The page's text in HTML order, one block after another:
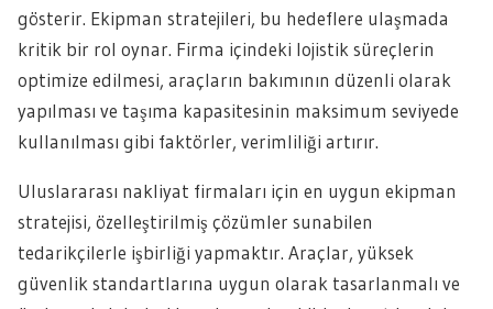
gösterir. Ekipman stratejileri, bu hedeflere ulaşmada
kritik bir rol oynar. Firma içindeki lojistik süreçlerin
optimize edilmesi, araçların bakımının düzenli olarak
yapılması ve taşıma kapasitesinin maksimum seviyede
kullanılması gibi faktörler, verimliliği artırır.
Uluslararası nakliyat firmaları için en uygun ekipman
stratejisi, özelleştirilmiş çözümler sunabilen
tedarikçilerle işbirliği yapmaktır. Araçlar, yüksek
güvenlik standartlarına uygun olarak tasarlanmalı ve